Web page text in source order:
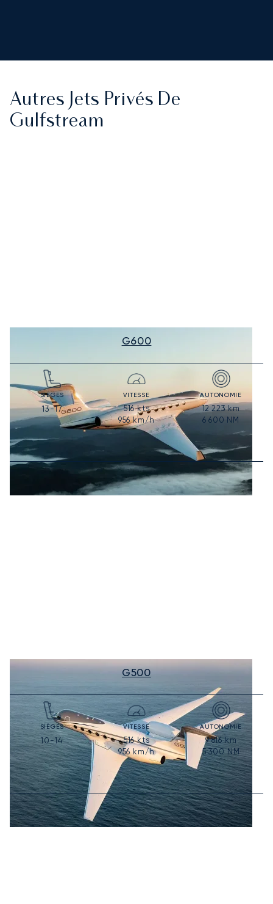
Autres Jets Privés De
Gulfstream
G600
SIÈGES
13-17
VITESSE
516kts
956km/h
AUTONOMIE
12 223km
6 600 NM
G500
SIÈGES
10-14
VITESSE
516kts
956km/h
AUTONOMIE
9 816km
5 300NM